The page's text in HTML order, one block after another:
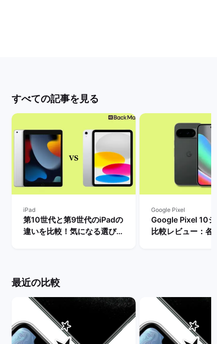
すべての記事を見る
iPad
第10世代と第9世代のiPadの
違いを比較！気になる選び
Google Pixel
Google Pixel 10
比較レビュー：各
最近の比較